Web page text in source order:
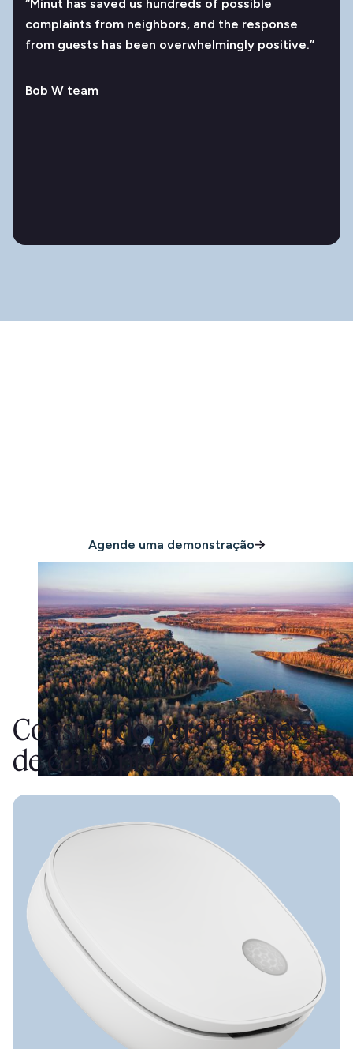
“Minut has saved us hundreds of possible
complaints from neighbors, and the response
from guests has been overwhelmingly positive.”
Bob W team
Agende uma demonstração
Construído para aluguéis
de curto prazo